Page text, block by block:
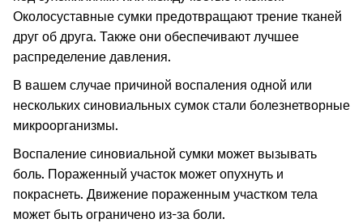
Околосуставные сумки предотвращают трение тканей
друг об друга. Также они обеспечивают лучшее
распределение давления.
В вашем случае причиной воспаления одной или
нескольких синовиальных сумок стали болезнетворные
микроорганизмы.
Воспаление синовиальной сумки может вызывать
боль. Пораженный участок может опухнуть и
покраснеть. Движение пораженным участком тела
может быть ограничено из-за боли.